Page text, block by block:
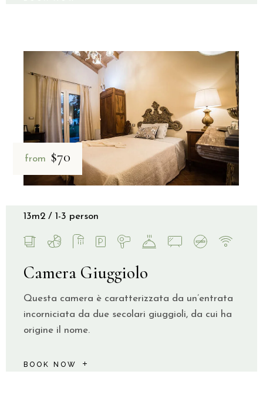
from $70
Camera Giuggiolo
Questa camera è caratterizzata da un’entrata
incorniciata da due secolari giuggioli, da cui ha
origine il nome.
BOOK NOW
13m2 1-3 person